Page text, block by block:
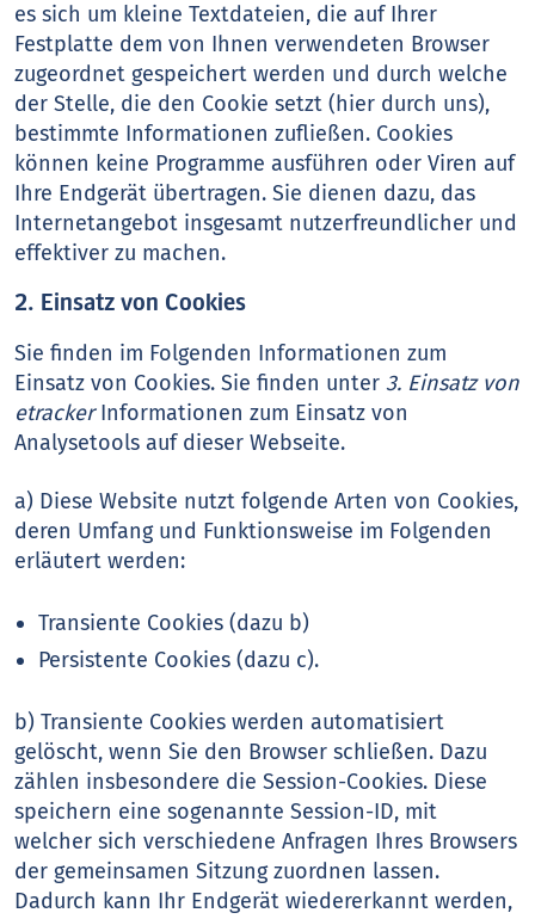
es sich um kleine Textdateien, die auf Ihrer
Festplatte dem von Ihnen verwendeten Browser
zugeordnet gespeichert werden und durch welche
der Stelle, die den Cookie setzt (hier durch uns),
bestimmte Informationen zufließen. Cookies
können keine Programme ausführen oder Viren auf
Ihre Endgerät übertragen. Sie dienen dazu, das
Internetangebot insgesamt nutzerfreundlicher und
effektiver zu machen.
2. Einsatz von Cookies
Sie finden im Folgenden Informationen zum
Einsatz von Cookies. Sie finden unter3. Einsatz von
etrackerInformationen zum Einsatz von
Analysetools auf dieser Webseite.
a) Diese Website nutzt folgende Arten von Cookies,
deren Umfang und Funktionsweise im Folgenden
erläutert werden:
Transiente Cookies (dazu b)
Persistente Cookies (dazu c).
b) Transiente Cookies werden automatisiert
gelöscht, wenn Sie den Browser schließen. Dazu
zählen insbesondere die Session-Cookies. Diese
speichern eine sogenannte Session-ID, mit
welcher sich verschiedene Anfragen Ihres Browsers
der gemeinsamen Sitzung zuordnen lassen.
Dadurch kann Ihr Endgerät wiedererkannt werden,